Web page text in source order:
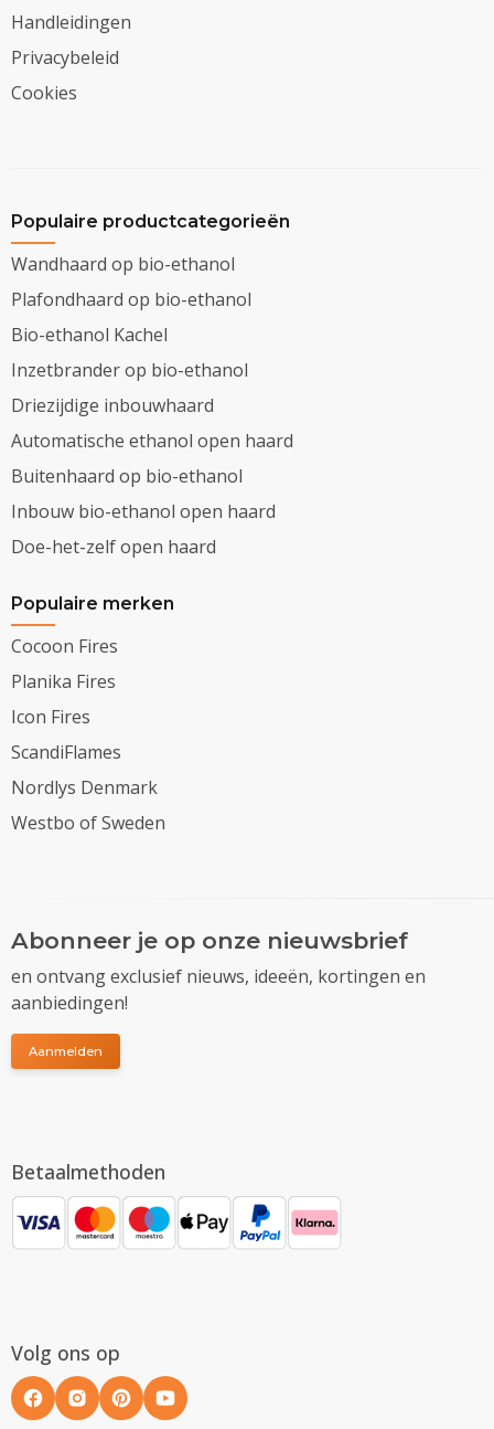
Handleidingen
Privacybeleid
Cookies
Populaire productcategorieën
Wandhaard op bio-ethanol
Plafondhaard op bio-ethanol
Bio-ethanol Kachel
Inzetbrander op bio-ethanol
Driezijdige inbouwhaard
Automatische ethanol open haard
Buitenhaard op bio-ethanol
Inbouw bio-ethanol open haard
Doe-het-zelf open haard
Populaire merken
Cocoon Fires
Planika Fires
Icon Fires
ScandiFlames
Nordlys Denmark
Westbo of Sweden
Abonneer je op onze nieuwsbrief
en ontvang exclusief nieuws, ideeën, kortingen en
aanbiedingen!
Aanmelden
Betaalmethoden
Volg ons op